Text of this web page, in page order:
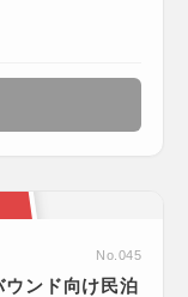
No.045
ウンド向け民泊